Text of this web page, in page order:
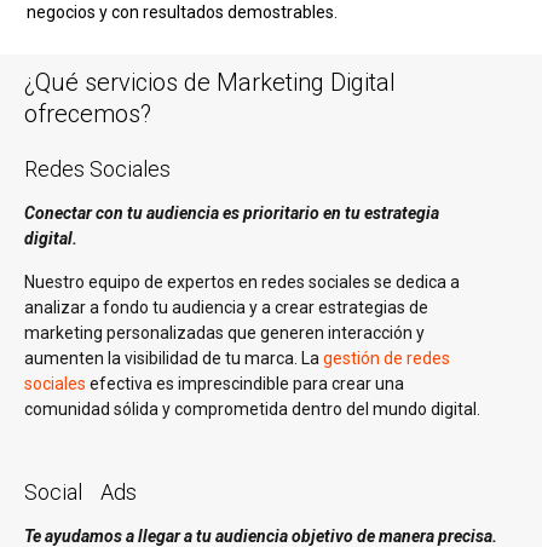
negocios y con resultados demostrables.
¿Qué servicios de Marketing Digital
ofrecemos?
Redes Sociales
Conectar con tu audiencia es prioritario en tu estrategia
digital.
Nuestro equipo de expertos en redes sociales se dedica a
analizar a fondo tu audiencia y a crear estrategias de
marketing personalizadas que generen interacción y
aumenten la visibilidad de tu marca. La gestión de redes
sociales efectiva es imprescindible para crear una
comunidad sólida y comprometida dentro del mundo digital.
Social Ads
Te ayudamos a llegar a tu audiencia objetivo de manera precisa.